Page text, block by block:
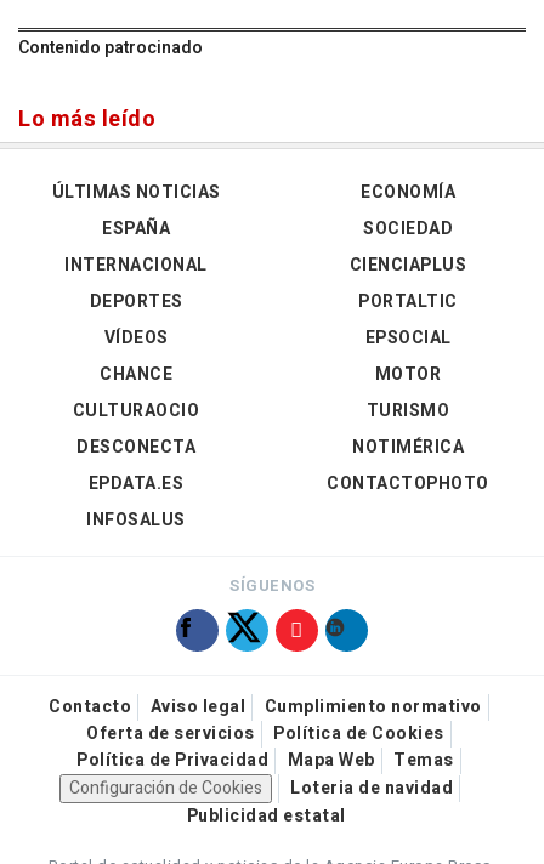
Contenido patrocinado
Lo más leído
ÚLTIMAS NOTICIAS
ESPAÑA
INTERNACIONAL
DEPORTES
VÍDEOS
ECONOMÍA
SOCIEDAD
CIENCIAPLUS
PORTALTIC
EPSOCIAL
CHANCE
CULTURAOCIO
DESCONECTA
EPDATA.ES
INFOSALUS
MOTOR
TURISMO
NOTIMÉRICA
CONTACTOPHOTO
SÍGUENOS
Contacto Aviso legal
Cumplimiento normativo
Oferta de servicios
Política de Cookies
Política de Privacidad
Mapa Web
Temas
Configuración de Cookies
Loteria de navidad
Publicidad estatal